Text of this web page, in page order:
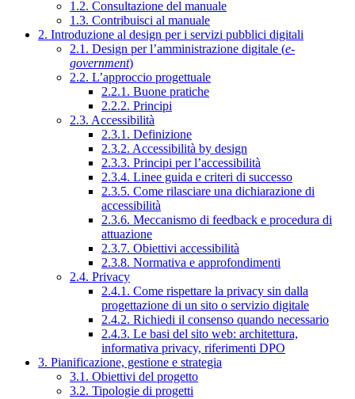
1.2. Consultazione del manuale
1.3. Contribuisci al manuale
2. Introduzione al design per i servizi pubblici digitali
2.1. Design per l’amministrazione digitale (e-
government)
2.2. L’approccio progettuale
2.2.1. Buone pratiche
2.2.2. Principi
2.3. Accessibilità
2.3.1. Definizione
2.3.2. Accessibilità by design
2.3.3. Principi per l’accessibilità
2.3.4. Linee guida e criteri di successo
2.3.5. Come rilasciare una dichiarazione di
accessibilità
2.3.6. Meccanismo di feedback e procedura di
attuazione
2.3.7. Obiettivi accessibilità
2.3.8. Normativa e approfondimenti
2.4. Privacy
2.4.1. Come rispettare la privacy sin dalla
progettazione di un sito o servizio digitale
2.4.2. Richiedi il consenso quando necessario
2.4.3. Le basi del sito web: architettura,
informativa privacy, riferimenti DPO
3. Pianificazione, gestione e strategia
3.1. Obiettivi del progetto
3.2. Tipologie di progetti